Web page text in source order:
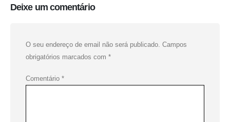
Deixe um comentário
O seu endereço de email não será publicado. Campos
obrigatórios marcados com *
Comentário *